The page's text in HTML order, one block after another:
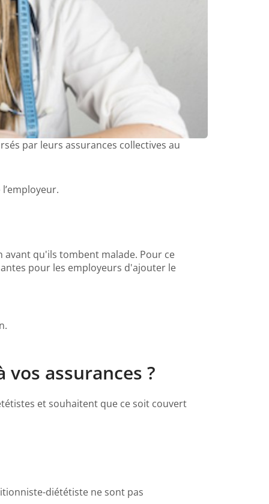
par leurs assurances collectives au
qu'ils tombent malade. Pour ce
pour les employeurs d'ajouter le
assurances ?
et souhaitent que ce soit couvert
diététiste ne sont pas